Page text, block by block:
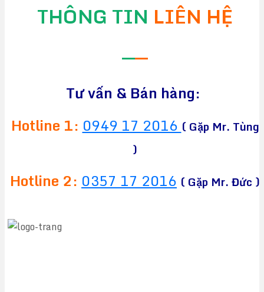
THÔNG TIN LIÊN HỆ
——
Tư vấn & Bán hàng:
Hotline 1: 0949 17 2016 ( Gặp Mr. Tùng
)
Hotline 2: 0357 17 2016 ( Gặp Mr. Đức )